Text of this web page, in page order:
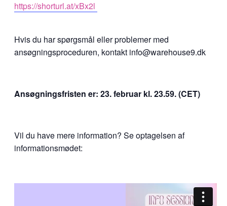
https://shorturl.at/xBx2l
Hvis du har spørgsmål eller problemer med
ansøgningsproceduren, kontakt info@warehouse9.dk
Ansøgningsfristen er: 23. februar kl. 23.59. (CET)
Vil du have mere information? Se optagelsen af
informationsmødet: